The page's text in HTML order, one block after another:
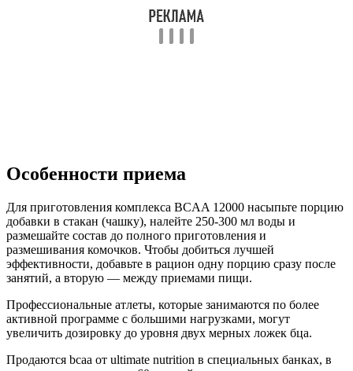
Особенности приема
Для приготовления комплекса BCAA 12000 насыпьте порцию
добавки в стакан (чашку), налейте 250-300 мл воды и
размешайте состав до полного приготовления и
размешивания комочков. Чтобы добиться лучшей
эффективности, добавьте в рацион одну порцию сразу после
занятий, а вторую — между приемами пищи.
Профессиональные атлеты, которые занимаются по более
активной программе с большими нагрузками, могут
увеличить дозировку до уровня двух мерных ложек бца.
Продаются bcaa от ultimate nutrition в специальных банках, в